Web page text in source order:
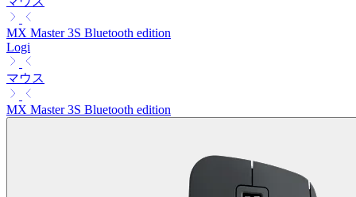
MX Master 3S Bluetooth edition
Logi
マウス
MX Master 3S Bluetooth edition